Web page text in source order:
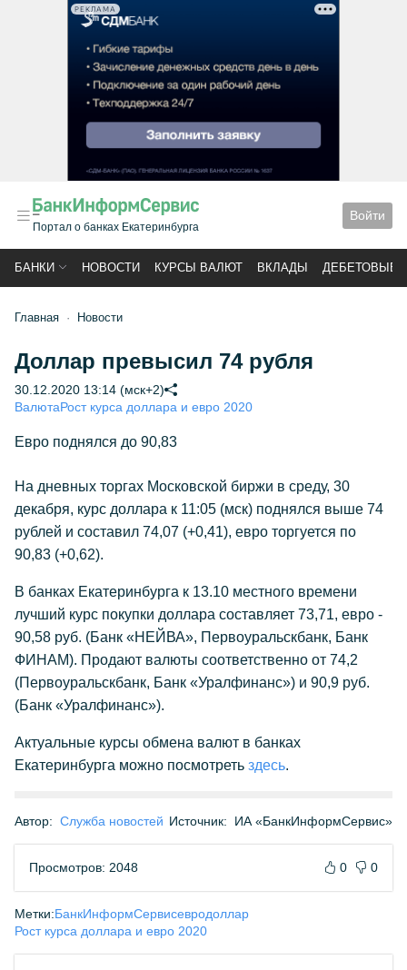
РЕКЛАМА
Портал о банках Екатеринбурга
Войти
БАНКИ НОВОСТИ КУРСЫ ВАЛЮТ ВКЛАДЫ ДЕБЕТОВЫЕ
Главная Новости
Доллар превысил 74 рубля
30.12.2020 13:14 (мск+2)
ВалютаРост курса доллара и евро 2020
Евро поднялся до 90,83
На дневных торгах Московской биржи в среду, 30
декабря, курс доллара к 11:05 (мск) поднялся выше 74
рублей и составил 74,07 (+0,41), евро торгуется по
90,83 (+0,62).
В банках Екатеринбурга к 13.10 местного времени
лучший курс покупки доллара составляет 73,71, евро -
90,58 руб. (Банк «НЕЙВА», Первоуральскбанк, Банк
ФИНАМ). Продают валюты соответственно от 74,2
(Первоуральскбанк, Банк «Уралфинанс») и 90,9 руб.
(Банк «Уралфинанс»).
Актуальные курсы обмена валют в банках
Екатеринбурга можно посмотреть здесь.
Автор: Служба новостей Источник: ИА «БанкИнформСервис»
Просмотров: 2048 0 0
Метки:БанкИнформСервисевродоллар
Рост курса доллара и евро 2020